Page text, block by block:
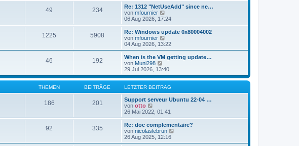
i
r
g
e
B
r
49 234
Re: 1312 "NetUseAdd" since ne…
von mfournier
e
u
e
s
t
B
e
i
t
r
a
06 Aug 2026, 17:24
1225 5908
Re: Windows update 0x80004002
von mfournier
e
u
e
s
t
r
B
e
i
r
04 Aug 2026, 13:22
46 192
When is the VM getting update…
von Muni298
e
u
e
s
t
e
B
e
i
t
r
29 Jul 2026, 13:40
THEMEN BEITRÄGE LETZTER BEITRAG
186 201
Support serveur Ubuntu 22-04 …
von otto
e
u
e
s
t
e
26 Mai 2022, 01:41
92 335
Re: doc complementaire?
von nicolaslebrun
u
26 Aug 2025, 12:16